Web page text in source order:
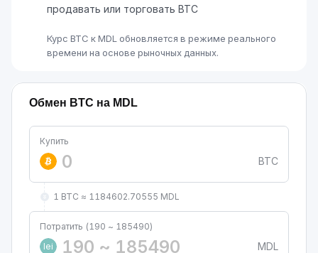
продавать или торговать BTC
Курс BTC к MDL обновляется в режиме реального
времени на основе рыночных данных.
Обмен BTC на MDL
Купить
BTC
1 BTC ≈ 1184602.70555 MDL
Потратить (190 ~ 185490)
lei
MDL